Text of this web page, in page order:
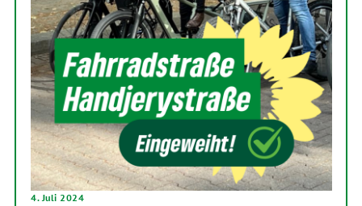
4. Juli 2024